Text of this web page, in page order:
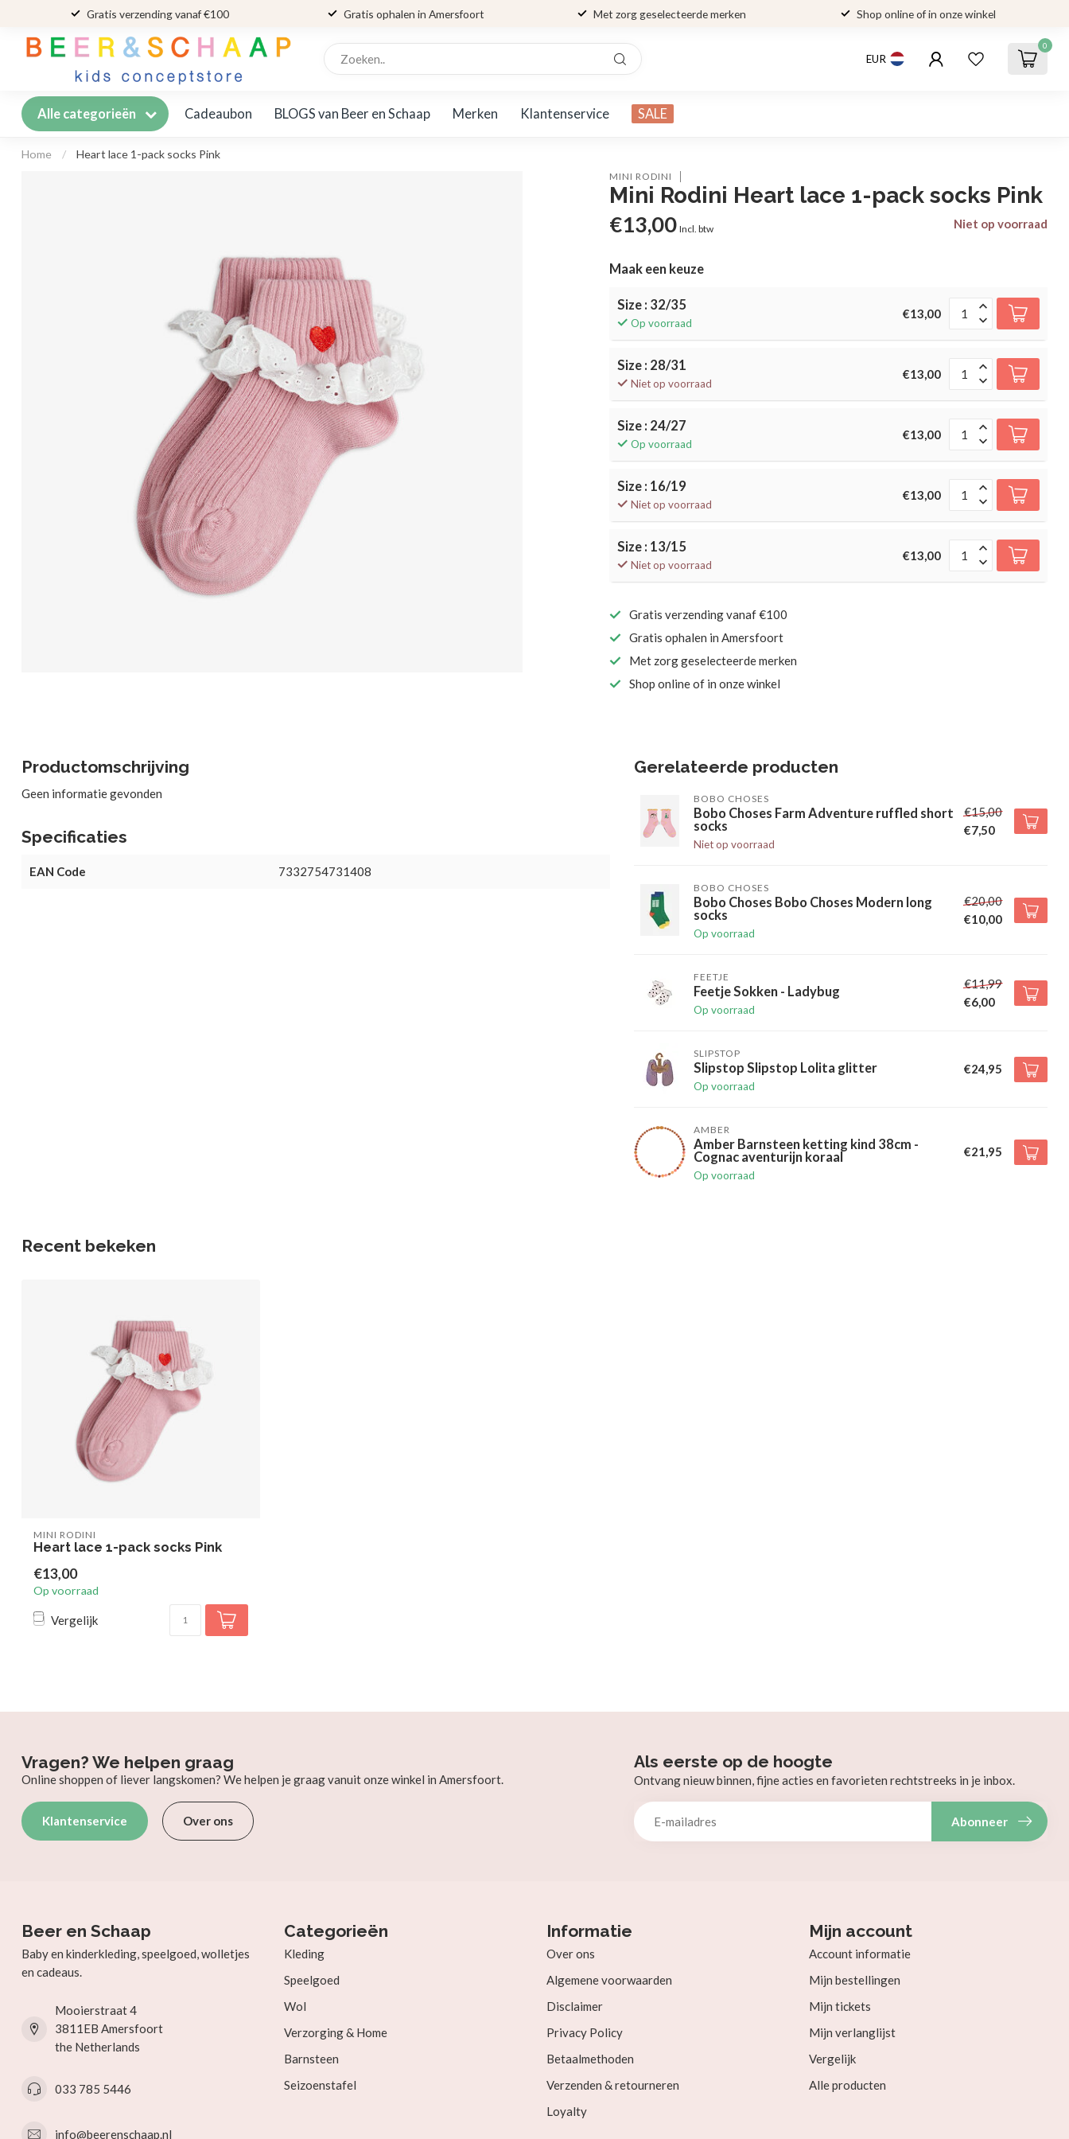
Gratis verzending vanaf €100 Gratis ophalen in Amersfoort Met zorg geselecteerde merken Shop online of in onze winkel
EUR
0
Alle categorieën Cadeaubon BLOGS van Beer en Schaap Merken Klantenservice SALE
Home / Heart lace 1-pack socks Pink
MINI RODINI
Mini Rodini Heart lace 1-pack socks Pink
€13,00 Incl. btw Niet op voorraad
Maak een keuze
Size : 32/35
Op voorraad
€13,00
Size : 28/31
Niet op voorraad
€13,00
Size : 24/27
Op voorraad
€13,00
Size : 16/19
Niet op voorraad
€13,00
Size : 13/15
Niet op voorraad
€13,00
Gratis verzending vanaf €100
Gratis ophalen in Amersfoort
Met zorg geselecteerde merken
Shop online of in onze winkel
Productomschrijving
Geen informatie gevonden
Specificaties
EAN Code 7332754731408
Gerelateerde producten
BOBO CHOSES
Bobo Choses Farm Adventure ruffled short
socks
Niet op voorraad
€15,00
€7,50
BOBO CHOSES
Bobo Choses Bobo Choses Modern long
socks
Op voorraad
€20,00
€10,00
FEETJE
Feetje Sokken - Ladybug
Op voorraad
€11,99
€6,00
SLIPSTOP
Slipstop Slipstop Lolita glitter
Op voorraad
€24,95
AMBER
Amber Barnsteen ketting kind 38cm -
Cognac aventurijn koraal
Op voorraad
€21,95
Recent bekeken
MINI RODINI
Heart lace 1-pack socks Pink
€13,00
Op voorraad
Vergelijk
Vragen? We helpen graag
Online shoppen of liever langskomen? We helpen je graag vanuit onze winkel in Amersfoort.
Klantenservice Over ons
Als eerste op de hoogte
Ontvang nieuw binnen, fijne acties en favorieten rechtstreeks in je inbox.
Abonneer
Beer en Schaap
Baby en kinderkleding, speelgoed, wolletjes
en cadeaus.
Mooierstraat 4
3811EB Amersfoort
the Netherlands
033 785 5446
info@beerenschaap.nl
Categorieën
Kleding
Speelgoed
Wol
Verzorging & Home
Barnsteen
Seizoenstafel
Informatie
Over ons
Algemene voorwaarden
Disclaimer
Privacy Policy
Betaalmethoden
Verzenden & retourneren
Loyalty
Mijn account
Account informatie
Mijn bestellingen
Mijn tickets
Mijn verlanglijst
Vergelijk
Alle producten